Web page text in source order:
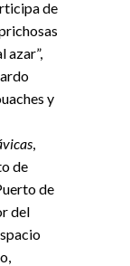
de
azar”,
y
de
de
del